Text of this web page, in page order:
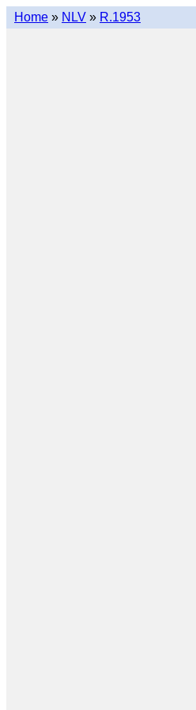
Home » NLV » R.1953